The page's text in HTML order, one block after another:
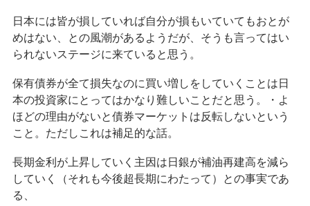
日本には皆が損していれば自分が損もいていてもおとが
めはない、との風潮があるようだが、そうも言ってはい
られないステージに来ていると思う。
保有債券が全て損失なのに買い増しをしていくことは日
本の投資家にとってはかなり難しいことだと思う。・よ
ほどの理由がないと債券マーケットは反転しないという
こと。ただしこれは補足的な話。
長期金利が上昇していく主因は日銀が補油再建高を減ら
していく（それも今後超長期にわたって）との事実であ
る、